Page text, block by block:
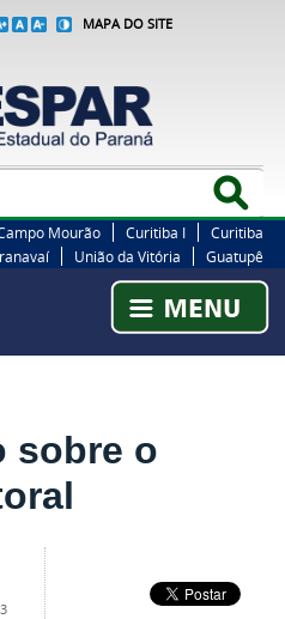
MAPA DO SITE
Mourão Curitiba I
Curitiba
União da Vitória Guatupê
sobre o